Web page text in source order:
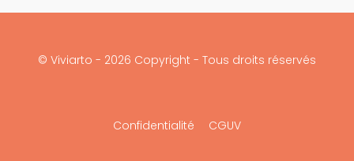
© Viviarto - 2026 Copyright - Tous droits réservés
Confidentialité CGUV